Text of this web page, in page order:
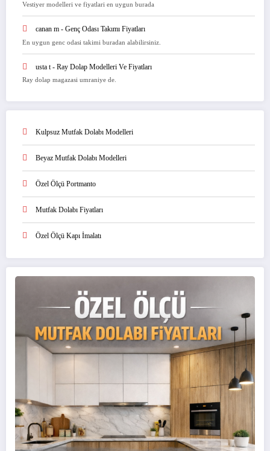
Vestiyer modelleri ve fiyatlari en uygun burada
canan m - Genç Odası Takımı Fiyatları
En uygun genc odasi takimi buradan alabilirsiniz.
usta t - Ray Dolap Modelleri Ve Fiyatları
Ray dolap magazasi umraniye de.
Kulpsuz Mutfak Dolabı Modelleri
Beyaz Mutfak Dolabı Modelleri
Özel Ölçü Portmanto
Mutfak Dolabı Fiyatları
Özel Ölçü Kapı İmalatı